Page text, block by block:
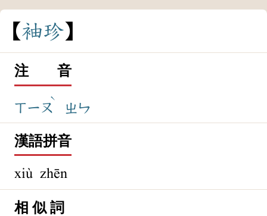
袖珍
注 音
ㄒㄧㄡ
ˋ
ㄓㄣ
漢語拼音
xiù zhēn
相 似 詞